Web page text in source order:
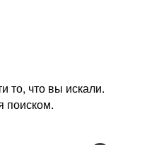
то, что вы искали.
поиском.